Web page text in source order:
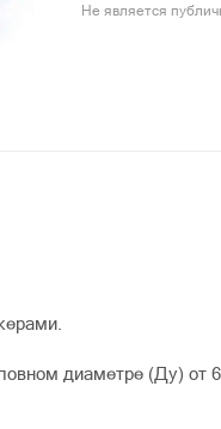
Не является
диаметре (Ду) от